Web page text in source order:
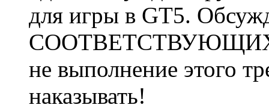
для игры в GT5.
СООТВЕТСТВУЮЩИХ
не выполнение этого
наказывать!